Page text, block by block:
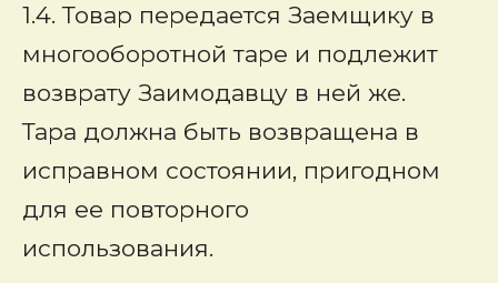
1.4. Товар передается Заемщику в
многооборотной таре и подлежит
возврату Заимодавцу в ней же.
Тара должна быть возвращена в
исправном состоянии, пригодном
для ее повторного
использования.